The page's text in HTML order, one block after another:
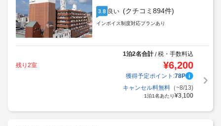
3.8 良い (クチコミ894件)
インボイス制度対応プランあり
1泊2名合計/税・手数料込
残り2室
¥6,200
獲得予定ポイント:78P
キャンセル料無料（~8/13)
1泊1名あたり¥3,100